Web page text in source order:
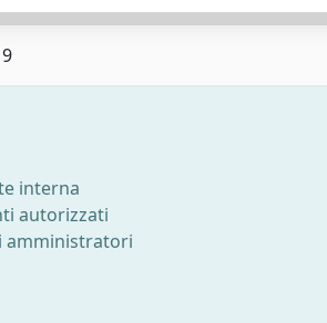
interna
autorizzati
amministratori